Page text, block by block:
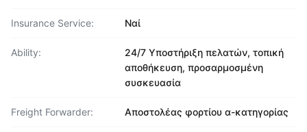
Insurance Service: Ναί
Ability:
24/7 Υποστήριξη πελατών, τοπική
αποθήκευση, προσαρμοσμένη
συσκευασία
Freight Forwarder: Αποστολέας φορτίου α-κατηγορίας